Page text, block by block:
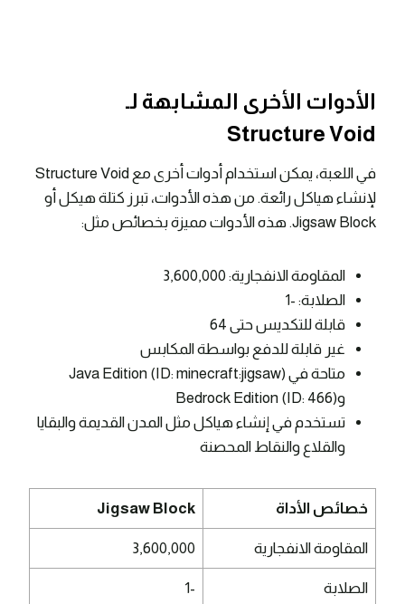
الأدوات الأخرى المشابهة لـ
Structure Void
في اللعبة، يمكن استخدام أدوات أخرى مع Structure Void
لإنشاء هياكل رائعة. من هذه الأدوات، تبرز كتلة هيكل أو
Jigsaw Block. هذه الأدوات مميزة بخصائص مثل:
المقاومة الانفجارية: 3,600,000
الصلابة: -1
قابلة للتكديس حتى 64
غير قابلة للدفع بواسطة المكابس
متاحة في Java Edition (ID: minecraft:jigsaw)
وBedrock Edition (ID: 466)
تستخدم في إنشاء هياكل مثل المدن القديمة والبقايا
والقلاع والنقاط المحصنة
خصائص الأداة Jigsaw Block
المقاومة الانفجارية 3,600,000
الصلابة -1